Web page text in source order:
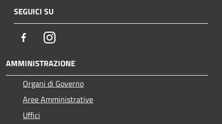
SEGUICI SU
FacebookInstagram
AMMINISTRAZIONE
Organi di Governo
Aree Amministrative
Uffici